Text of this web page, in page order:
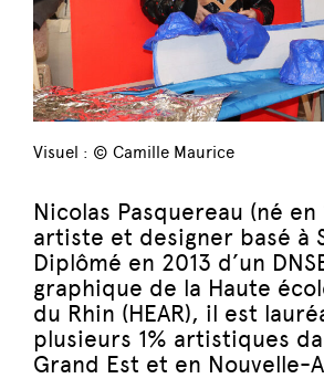
Visuel : © Camille Maurice
Nicolas Pasquereau (né en
artiste et designer basé à
Diplômé en 2013 d’un
graphique de la Haute
du Rhin (HEAR), il est
plusieurs 1% artistiques
Grand Est et en Nouvelle-